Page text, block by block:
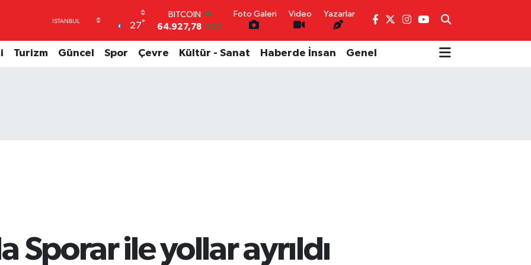
27°
DOLAR
47,5894 0.08
EURO
55,0398 -0.02
Foto Galeri Video Yazarlar
Turizm Güncel Spor Çevre Kültür - Sanat Haberde İnsan Genel
Sporar ile yollar ayrıldı